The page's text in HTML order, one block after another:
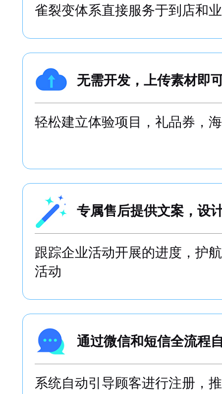
雀裂变体系直接服务于到店和
无需开发，上传素材即
轻松建立体验项目，礼品券，
专属售后提供文案，设
跟踪企业活动开展的进度，护
活动
通过微信和短信全流程
系统自动引导顾客进行注册，